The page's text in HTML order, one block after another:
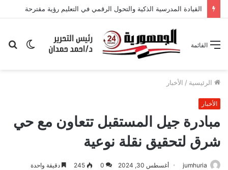
كلمة الاستاذ الدكتور السيدة محمود وكيل الكلية للدراسات العليا والبحث العلمي بمؤتمر القيادة التربوية الذكية: نحو مستقبل تعليمي مستدام”
الوضع
القائمة
الرئيسية / الأخبار
الأخبار
مبادرة جيل المستقبل تتعاون مع حي
شرق لتحقيق نقلة نوعية
jumhuria أغسطس 30, 2024 0
245 دقيقة واحدة